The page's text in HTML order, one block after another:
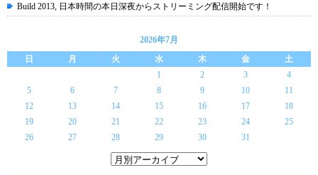
Build 2013, 日本時間の本日深夜からストリーミング配信開始です！
2026年7月
日
月 火 水 木 金
土
1
2 3
4
5
6 7 8 9 10
11
12
13 14 15 16 17
18
19
20 21 22 23 24
25
26
27 28 29 30 31